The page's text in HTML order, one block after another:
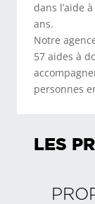
dans l’aide
ans.
Notre
57 aides à
personnes
LES